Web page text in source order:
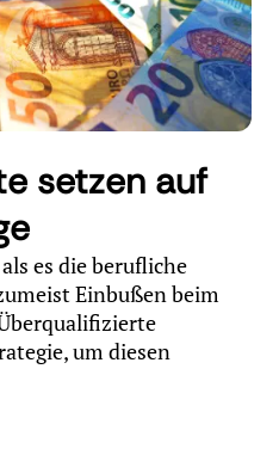
setzen auf
es die berufliche
Einbußen beim
um diesen